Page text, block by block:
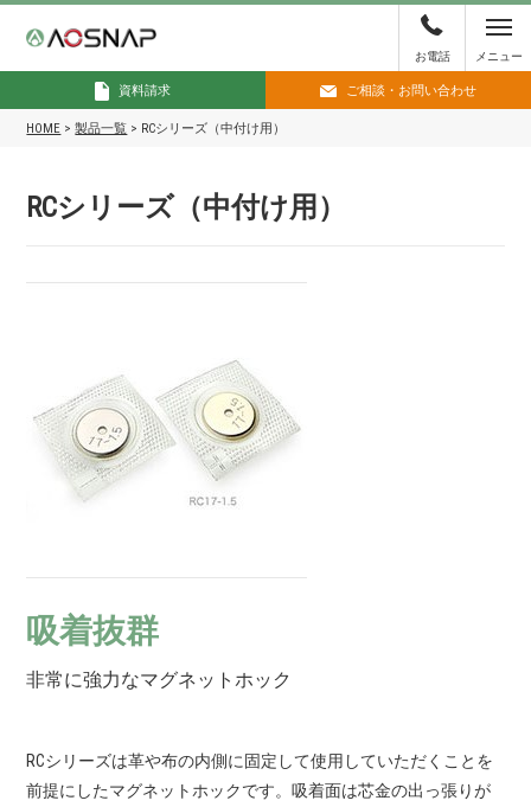
資料請求 ご相談・お問い合わせ
お電話 メニュー
HOME >製品一覧 > RCシリーズ（中付け用）
RCシリーズ（中付け用）
吸着抜群
非常に強力なマグネットホック
RCシリーズは革や布の内側に固定して使用していただくことを
前提にしたマグネットホックです。吸着面は芯金の出っ張りが